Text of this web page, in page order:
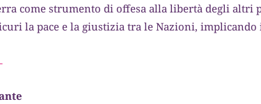
come strumento di offesa alla libertà degli altri
la pace e la giustizia tra le Nazioni,